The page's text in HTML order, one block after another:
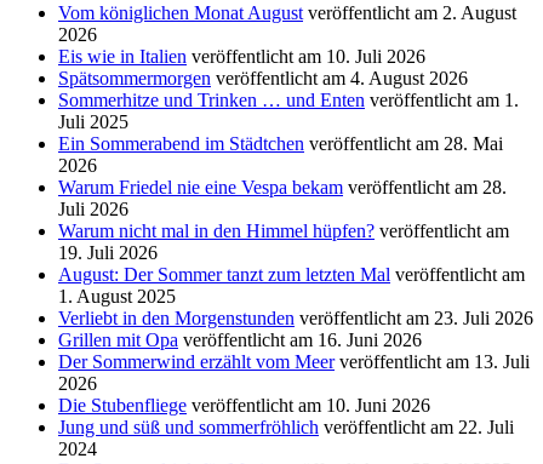
Vom königlichen Monat August veröffentlicht am 2. August
2026
Eis wie in Italien veröffentlicht am 10. Juli 2026
Spätsommermorgen veröffentlicht am 4. August 2026
Sommerhitze und Trinken … und Enten veröffentlicht am 1.
Juli 2025
Ein Sommerabend im Städtchen veröffentlicht am 28. Mai
2026
Warum Friedel nie eine Vespa bekam veröffentlicht am 28.
Juli 2026
Warum nicht mal in den Himmel hüpfen? veröffentlicht am
19. Juli 2026
August: Der Sommer tanzt zum letzten Mal veröffentlicht am
1. August 2025
Verliebt in den Morgenstunden veröffentlicht am 23. Juli 2026
Grillen mit Opa veröffentlicht am 16. Juni 2026
Der Sommerwind erzählt vom Meer veröffentlicht am 13. Juli
2026
Die Stubenfliege veröffentlicht am 10. Juni 2026
Jung und süß und sommerfröhlich veröffentlicht am 22. Juli
2024